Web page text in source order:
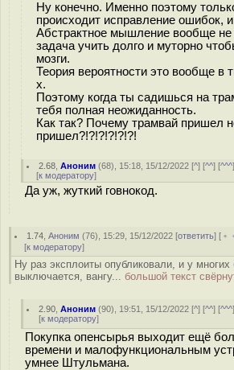
Ну конечно. Именно поэтому
происходит исправление ошибок, и
Абстрактное мышление вообще
задача учить долго и муторно
мозги.
Теория вероятности это вообще в
х.
Поэтому когда ты садишься на
тебя полная неожиданность.
Как так? Почему трамвай пришел
пришел?!?!?!?!?!?!
2.68 ,Аноним (68), 15:18, 15/12/2022 [^] [^^] [^^^
[к модератору]
Да уж, жуткий говнокод.
1.74 ,Аноним (76), 15:29, 15/12/2022 [ответить] [
[к модератору]
Ну раз эксплоиты опубликовали, и у
выключается, вангу... большой текст
2.90 ,Аноним (90), 19:51, 15/12/2022 [^] [^^] [^^^
[к модератору]
Покупка опенсырья выходит ещё
времени и малофункциональным
умнее Штульмана.